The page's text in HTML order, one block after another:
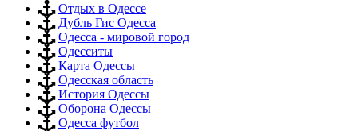
Отдых в Одессе
Дубль Гис Одесса
Одесса - мировой город
Одесситы
Карта Одессы
Одесская область
История Одессы
Оборона Одессы
Одесса футбол